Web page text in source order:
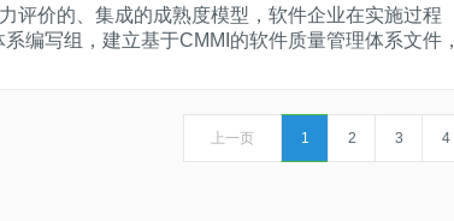
评价的、集成的成熟度模型，软件企业在实施过程
编写组，建立基于CMMI的软件质量管理体系文件，
上一页 1 2 3 4